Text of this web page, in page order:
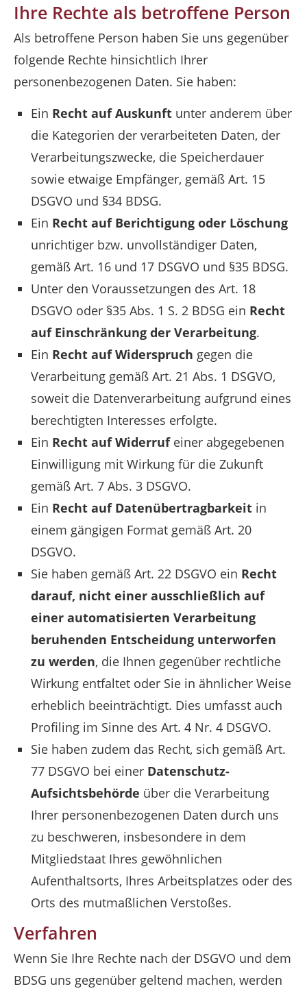
Ihre Rechte als betroffene Person
Als betroffene Person haben Sie uns gegenüber
folgende Rechte hinsichtlich Ihrer
personenbezogenen Daten. Sie haben:
Ein Recht auf Auskunft unter anderem über
die Kategorien der verarbeiteten Daten, der
Verarbeitungszwecke, die Speicherdauer
sowie etwaige Empfänger, gemäß Art. 15
DSGVO und §34 BDSG.
Ein Recht auf Berichtigung oder Löschung
unrichtiger bzw. unvollständiger Daten,
gemäß Art. 16 und 17 DSGVO und §35 BDSG.
Unter den Voraussetzungen des Art. 18
DSGVO oder §35 Abs. 1 S. 2 BDSG ein Recht
auf Einschränkung der Verarbeitung.
Ein Recht auf Widerspruch gegen die
Verarbeitung gemäß Art. 21 Abs. 1 DSGVO,
soweit die Datenverarbeitung aufgrund eines
berechtigten Interesses erfolgte.
Ein Recht auf Widerrufeiner abgegebenen
Einwilligung mit Wirkung für die Zukunft
gemäß Art. 7 Abs. 3 DSGVO.
Ein Recht auf Datenübertragbarkeit in
einem gängigen Format gemäß Art. 20
DSGVO.
Sie haben gemäß Art. 22 DSGVO ein Recht
darauf, nicht einer ausschließlich auf
einer automatisierten Verarbeitung
beruhenden Entscheidung unterworfen
zu werden, die Ihnen gegenüber rechtliche
Wirkung entfaltet oder Sie in ähnlicher Weise
erheblich beeinträchtigt. Dies umfasst auch
Profiling im Sinne des Art. 4 Nr. 4 DSGVO.
Sie haben zudem das Recht, sich gemäß Art.
77 DSGVO bei einer Datenschutz-
Aufsichtsbehörde über die Verarbeitung
Ihrer personenbezogenen Daten durch uns
zu beschweren, insbesondere in dem
Mitgliedstaat Ihres gewöhnlichen
Aufenthaltsorts, Ihres Arbeitsplatzes oder des
Orts des mutmaßlichen Verstoßes.
Verfahren
Wenn Sie Ihre Rechte nach der DSGVO und dem
BDSG uns gegenüber geltend machen, werden